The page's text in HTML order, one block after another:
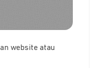
website atau